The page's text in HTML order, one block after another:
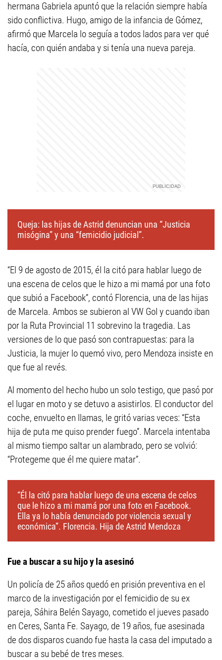
hermana Gabriela apuntó que la relación siempre había
sido conflictiva. Hugo, amigo de la infancia de Gómez,
afirmó que Marcela lo seguía a todos lados para ver qué
hacía, con quién andaba y si tenía una nueva pareja.
Queja: las hijas de Astrid denuncian una “Justicia
misógina” y una “femicidio judicial”.
“El 9 de agosto de 2015, él la citó para hablar luego de
una escena de celos que le hizo a mi mamá por una foto
que subió a Facebook”, contó Florencia, una de las hijas
de Marcela. Ambos se subieron al VW Gol y cuando iban
por la Ruta Provincial 11 sobrevino la tragedia. Las
versiones de lo que pasó son contrapuestas: para la
Justicia, la mujer lo quemó vivo, pero Mendoza insiste en
que fue al revés.
Al momento del hecho hubo un solo testigo, que pasó por
el lugar en moto y se detuvo a asistirlos. El conductor del
coche, envuelto en llamas, le gritó varias veces: “Esta
hija de puta me quiso prender fuego”. Marcela intentaba
al mismo tiempo saltar un alambrado, pero se volvió:
“Protegeme que él me quiere matar”.
“Él la citó para hablar luego de una escena de celos
que le hizo a mi mamá por una foto en Facebook.
Ella ya lo había denunciado por violencia sexual y
económica”. Florencia. Hija de Astrid Mendoza
Fue a buscar a su hijo y la asesinó
Un policía de 25 años quedó en prisión preventiva en el
marco de la investigación por el femicidio de su ex
pareja, Sáhira Belén Sayago, cometido el jueves pasado
en Ceres, Santa Fe. Sayago, de 19 años, fue asesinada
de dos disparos cuando fue hasta la casa del imputado a
buscar a su bebé de tres meses.